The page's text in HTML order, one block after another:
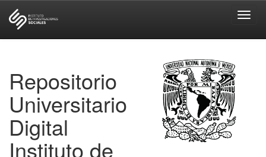
Repositorio
Universitario
Digital
Instituto de